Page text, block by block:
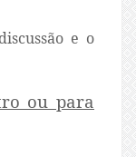
e o
ou para